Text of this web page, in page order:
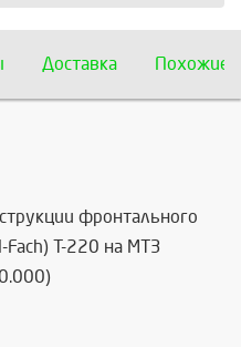
Доставка Похожие
фронтального
Fach) Т-220 на МТЗ